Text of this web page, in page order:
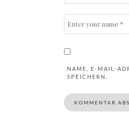
NAME, E-MAIL-
SPEICHERN.